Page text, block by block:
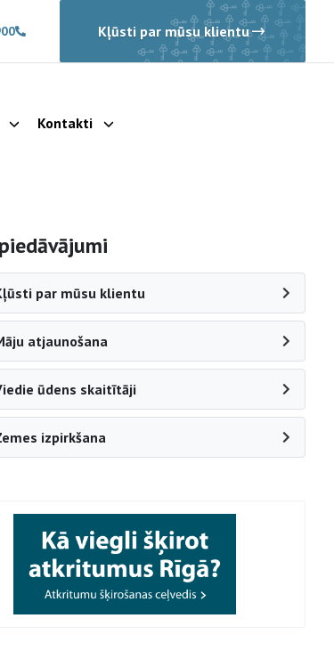
Kļūsti par mūsu klientu
Parādīt apakšizvēlni
Kontakti Parādīt apakšizvēlni
par mūsu klientu
atjaunošana
ūdens skaitītāji
izpirkšana